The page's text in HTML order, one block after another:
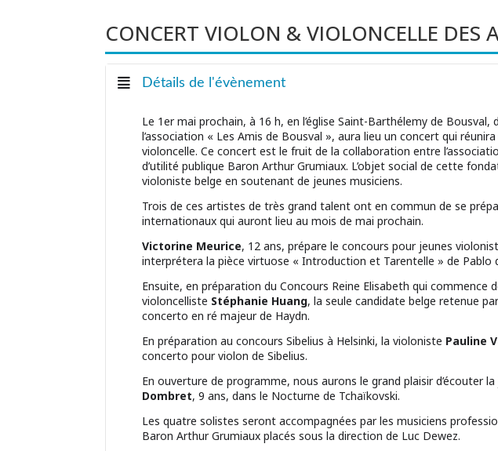
CONCERT VIOLON & VIOLONCELLE DES
Détails de l'évènement
Le 1er mai prochain, à 16 h, en l’église Saint-Barthélemy de Bousval,
l’association « Les Amis de Bousval », aura lieu un concert qui
violoncelle. Ce concert est le fruit de la collaboration entre
d’utilité publique Baron Arthur Grumiaux. L’objet social de cette
violoniste belge en soutenant de jeunes musiciens.
Trois de ces artistes de très grand talent ont en commun de se
internationaux qui auront lieu au mois de mai prochain.
Victorine Meurice, 12 ans, prépare le concours pour jeunes
interprétera la pièce virtuose « Introduction et Tarentelle » de Pablo
Ensuite, en préparation du Concours Reine Elisabeth qui commence
violoncelliste Stéphanie Huang, la seule candidate belge retenue
concerto en ré majeur de Haydn.
En préparation au concours Sibelius à Helsinki, la violoniste Pauline
concerto pour violon de Sibelius.
En ouverture de programme, nous aurons le grand plaisir d’écouter
Dombret, 9 ans, dans le Nocturne de Tchaïkovski.
Les quatre solistes seront accompagnées par les musiciens
Baron Arthur Grumiaux placés sous la direction de Luc Dewez.